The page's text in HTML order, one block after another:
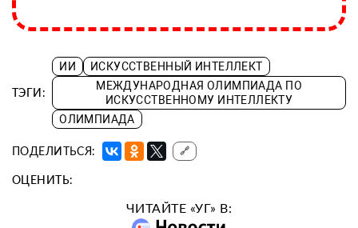
ТЭГИ:
ИИ
ИСКУССТВЕННЫЙ ИНТЕЛЛЕКТ
МЕЖДУНАРОДНАЯ ОЛИМПИАДА ПО
ИСКУССТВЕННОМУ ИНТЕЛЛЕКТУ
ОЛИМПИАДА
ПОДЕЛИТЬСЯ: 🔗
ОЦЕНИТЬ:
ЧИТАЙТЕ «УГ» В: